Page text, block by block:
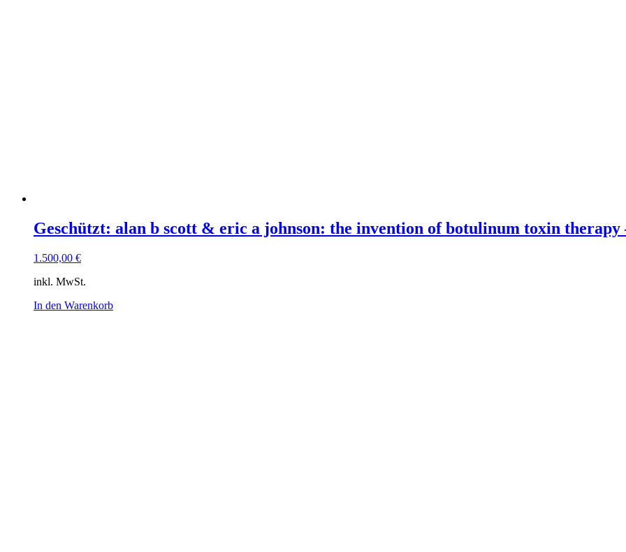
Geschützt: alan b scott & eric a johnson: the invention of botulinum toxin therapy
1.500,00 €
inkl. MwSt.
In den Warenkorb